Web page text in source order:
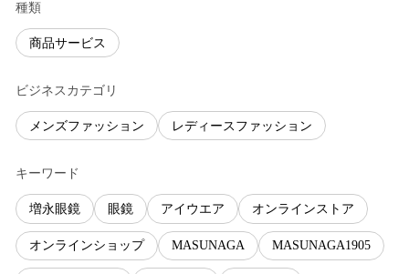
種類
商品サービス
ビジネスカテゴリ
メンズファッション レディースファッション
キーワード
増永眼鏡 眼鏡 アイウエア オンラインストア
オンラインショップ MASUNAGA MASUNAGA1905